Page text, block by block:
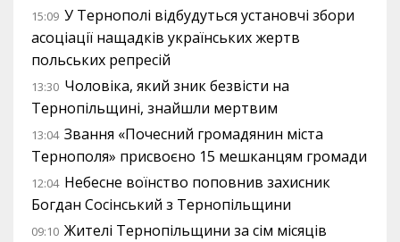
15:09 У Тернополі відбудуться установчі збори
асоціації нащадків українських жертв
польських репресій
13:30 Чоловіка, який зник безвісти на
Тернопільщині, знайшли мертвим
13:04 Звання «Почесний громадянин міста
Тернополя» присвоєно 15 мешканцям громади
12:04 Небесне воїнство поповнив захисник
Богдан Сосінський з Тернопільщини
09:10 Жителі Тернопільщини за сім місяців